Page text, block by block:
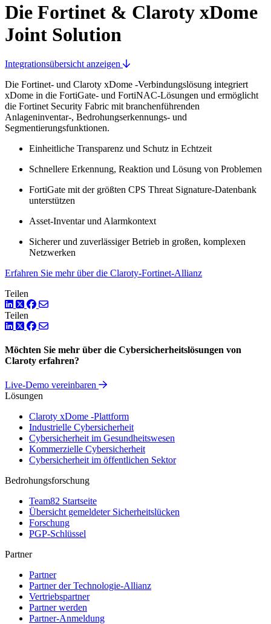
Die Fortinet & Claroty xDome
Joint Solution
Integrationsübersicht anzeigen
Die Fortinet- und Claroty xDome -Verbindungslösung integriert
xDome in die FortiGate- und FortiNAC-Lösungen und ermöglicht
die Fortinet Security Fabric mit branchenführenden
Anlageninventar-, Bedrohungserkennungs- und
Segmentierungsfunktionen.
Einheitliche Transparenz und Schutz in Echtzeit
Schnellere Erkennung, Reaktion und Lösung von Problemen
FortiGate mit der größten CPS Threat Signature-Datenbank
unterstützen
Asset-Inventar und Alarmkontext
Sicherer und zuverlässiger Betrieb in großen, komplexen
Netzwerken
Erfahren Sie mehr über die Claroty-Fortinet-Allianz
Teilen
LinkedIn
TwitterFacebook
Teilen
LinkedIn
TwitterFacebook
Möchten Sie mehr über die Cybersicherheitslösungen von
Claroty erfahren?
Live-Demo vereinbaren
Lösungen
Claroty xDome -Plattform
Industrielle Cybersicherheit
Cybersicherheit im Gesundheitswesen
Kommerzielle Cybersicherheit
Cybersicherheit im öffentlichen Sektor
Bedrohungsforschung
Team82 Startseite
Übersicht gemeldeter Sicherheitslücken
Forschung
PGP-Schlüssel
Partner
Partner
Partner der Technologie-Allianz
Vertriebspartner
Partner werden
Partner-Anmeldung